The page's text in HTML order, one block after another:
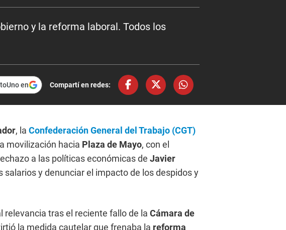
y la reforma laboral. Todos los
en Compartí en redes:
, laConfederación General del Trabajo (CGT)
movilización hacia Plaza de Mayo, con el
a las políticas económicas deJavier
salarios y denunciar el impacto de los despidos y
relevancia tras el reciente fallo de laCámara de
la medida cautelar que frenaba la reforma